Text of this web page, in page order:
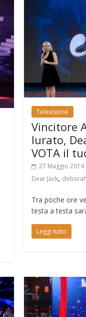
Televisione
Vincitore
Iurato,
VOTA il
27 Maggio 2014
Dear Jack,
Tra poche ore
testa a testa
Leggi tutto